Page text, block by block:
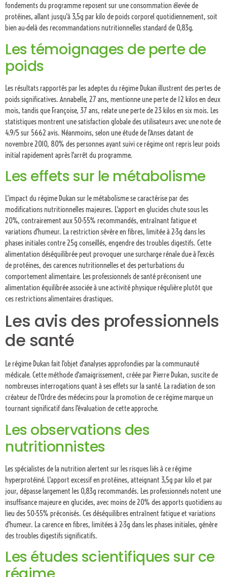
fondements du programme reposent sur une consommation élevée de
protéines, allant jusqu'à 3,5g par kilo de poids corporel quotidiennement, soit
bien au-delà des recommandations nutritionnelles standard de 0,83g.
Les témoignages de perte de
poids
Les résultats rapportés par les adeptes du régime Dukan illustrent des pertes de
poids significatives. Annabelle, 27 ans, mentionne une perte de 12 kilos en deux
mois, tandis que Françoise, 37 ans, relate une perte de 23 kilos en six mois. Les
statistiques montrent une satisfaction globale des utilisateurs avec une note de
4.9/5 sur 5662 avis. Néanmoins, selon une étude de l'Anses datant de
novembre 2010, 80% des personnes ayant suivi ce régime ont repris leur poids
initial rapidement après l'arrêt du programme.
Les effets sur le métabolisme
L'impact du régime Dukan sur le métabolisme se caractérise par des
modifications nutritionnelles majeures. L'apport en glucides chute sous les
20%, contrairement aux 50-55% recommandés, entraînant fatigue et
variations d'humeur. La restriction sévère en fibres, limitée à 2-3g dans les
phases initiales contre 25g conseillés, engendre des troubles digestifs. Cette
alimentation déséquilibrée peut provoquer une surcharge rénale due à l'excès
de protéines, des carences nutritionnelles et des perturbations du
comportement alimentaire. Les professionnels de santé préconisent une
alimentation équilibrée associée à une activité physique régulière plutôt que
ces restrictions alimentaires drastiques.
Les avis des professionnels
de santé
Le régime Dukan fait l'objet d'analyses approfondies par la communauté
médicale. Cette méthode d'amaigrissement, créée par Pierre Dukan, suscite de
nombreuses interrogations quant à ses effets sur la santé. La radiation de son
créateur de l'Ordre des médecins pour la promotion de ce régime marque un
tournant significatif dans l'évaluation de cette approche.
Les observations des
nutritionnistes
Les spécialistes de la nutrition alertent sur les risques liés à ce régime
hyperprotéiné. L'apport excessif en protéines, atteignant 3,5g par kilo et par
jour, dépasse largement les 0,83g recommandés. Les professionnels notent une
insuffisance majeure en glucides, avec moins de 20% des apports quotidiens au
lieu des 50-55% préconisés. Ces déséquilibres entraînent fatigue et variations
d'humeur. La carence en fibres, limitées à 2-3g dans les phases initiales, génère
des troubles digestifs significatifs.
Les études scientifiques sur ce